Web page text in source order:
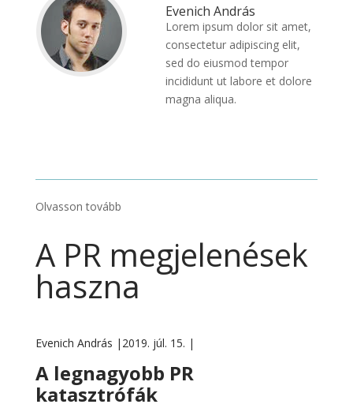
Evenich András
Lorem ipsum dolor sit amet,
consectetur adipiscing elit,
sed do eiusmod tempor
incididunt ut labore et dolore
magna aliqua.
Olvasson tovább
A PR megjelenések
haszna
Evenich András | 2019. júl. 15. |
A legnagyobb PR
katasztrófák